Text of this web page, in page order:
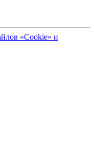
«Cookie» и